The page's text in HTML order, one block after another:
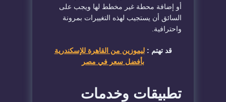
أو إضافة محطة غير مخطط لها ويجب على
السائق أن يستجيب لهذه التغييرات بمرونة
واحترافية.
قد تهتم :ليموزين من القاهرة للإسكندرية
بأفضل سعر في مصر
تطبيقات وخدمات